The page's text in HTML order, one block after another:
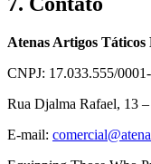
Atenas Artigos Táticos
CNPJ: 17.033.555/
Rua Djalma Rafael, 13
E-mail: